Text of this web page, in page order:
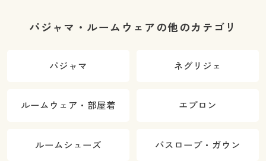
パジャマ・ルームウェアの他のカテゴリ
パジャマ ネグリジェ
ルームウェア・部屋着 エプロン
ルームシューズ バスローブ・ガウン